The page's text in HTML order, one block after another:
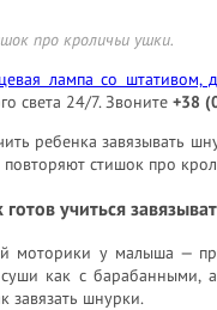
про кроличьи ушки.
лампа со штативом,
света 24/7. Звоните +38
ребенка завязывать
повторяют стишок про
готов учиться
моторики у малыша —
как с барабанными,
завязать шнурки.